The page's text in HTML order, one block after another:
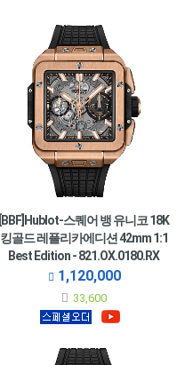
[BBF]Hublot-스퀘어 뱅 유니코 18K
킹골드 레플리카에디션 42mm 1:1
Best Edition - 821.OX.0180.RX
1,120,000
33,600